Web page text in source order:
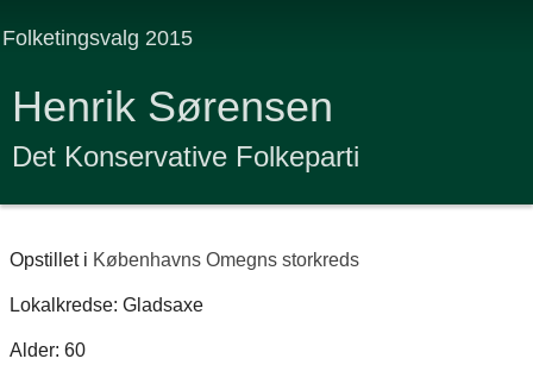
Folketingsvalg 2015
Henrik Sørensen
Det Konservative Folkeparti
Opstillet i Københavns Omegns storkreds
Lokalkredse: Gladsaxe
Alder: 60